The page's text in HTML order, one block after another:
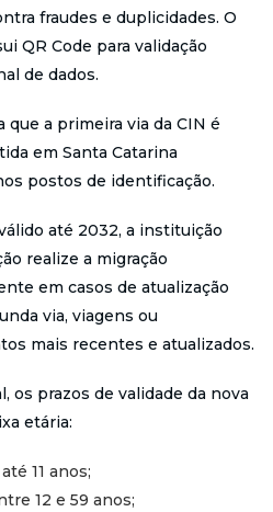
fraudes e duplicidades. O
QR Code para validação
de dados.
a primeira via da CIN é
em Santa Catarina
postos de identificação.
até 2032, a instituição
realize a migração
em casos de atualização
via, viagens ou
mais recentes e atualizados.
os prazos de validade da nova
etária:
11 anos;
12 e 59 anos;